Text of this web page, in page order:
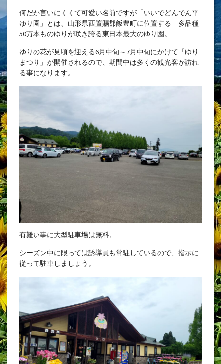
何だか言いにくくて可愛い名前ですが「いいでどんでん平
ゆり園」とは、山形県西置賜郡飯豊町に位置する 多品種
50万本ものゆりが咲き誇る東日本最大のゆり園。
ゆりの花が見頃を迎える6月中旬～7月中旬にかけて「ゆり
まつり」が開催されるので、期間中は多くの観光客が訪れ
る事になります。
有難い事に大型駐車場は無料。
シーズン中に限っては誘導員も常駐しているので、指示に
従って駐車しましょう。